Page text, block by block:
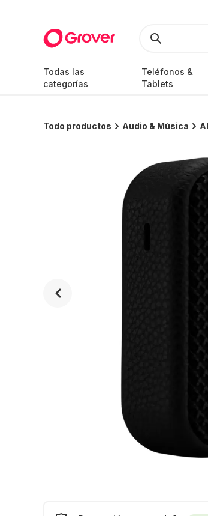
Todas las
categorías
Teléfonos &
Tablets
Todo productos Audio & Música